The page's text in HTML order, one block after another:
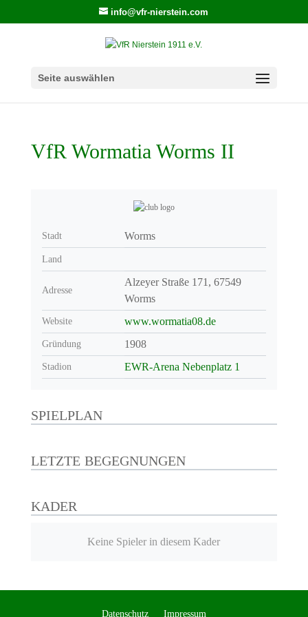
info@vfr-nierstein.com
Seite auswählen
VfR Wormatia Worms II
Stadt Worms
Land
Adresse
Alzeyer Straße 171, 67549
Worms
Website www.wormatia08.de
Gründung 1908
Stadion EWR-Arena Nebenplatz 1
SPIELPLAN
LETZTE BEGEGNUNGEN
KADER
Keine Spieler in diesem Kader
Datenschutz Impressum